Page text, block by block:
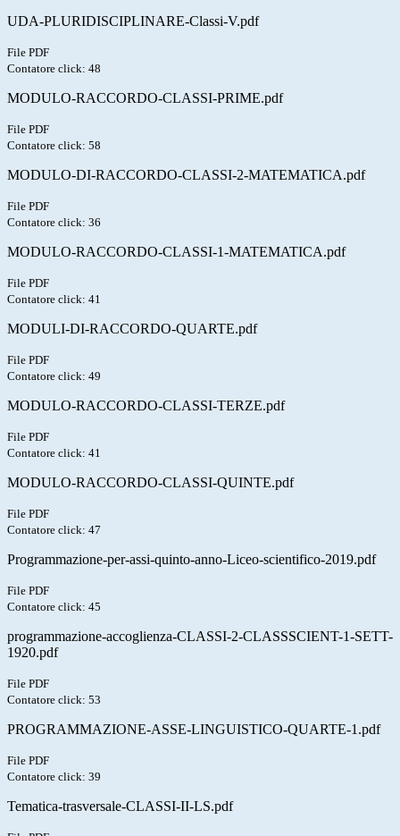
UDA-PLURIDISCIPLINARE-Classi-V.pdf
File PDF
Contatore click: 48
MODULO-RACCORDO-CLASSI-PRIME.pdf
File PDF
Contatore click: 58
MODULO-DI-RACCORDO-CLASSI-2-MATEMATICA.pdf
File PDF
Contatore click: 36
MODULO-RACCORDO-CLASSI-1-MATEMATICA.pdf
File PDF
Contatore click: 41
MODULI-DI-RACCORDO-QUARTE.pdf
File PDF
Contatore click: 49
MODULO-RACCORDO-CLASSI-TERZE.pdf
File PDF
Contatore click: 41
MODULO-RACCORDO-CLASSI-QUINTE.pdf
File PDF
Contatore click: 47
Programmazione-per-assi-quinto-anno-Liceo-scientifico-2019.pdf
File PDF
Contatore click: 45
programmazione-accoglienza-CLASSI-2-CLASSSCIENT-1-SETT-
1920.pdf
File PDF
Contatore click: 53
PROGRAMMAZIONE-ASSE-LINGUISTICO-QUARTE-1.pdf
File PDF
Contatore click: 39
Tematica-trasversale-CLASSI-II-LS.pdf